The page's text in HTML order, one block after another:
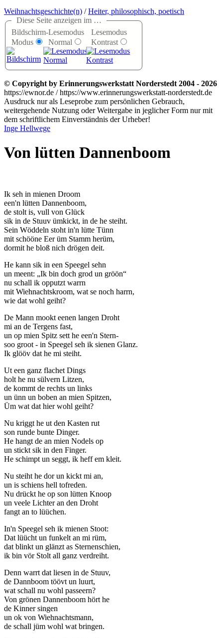
Weihnachtsgeschichte(n) /Heiter, philosophisch, poetisch
Diese Seite anzeigen im …
Bildschirm-
Modus
Lesemodus
Normal
Lesemodus
Kontrast
© Copyright by Erinnerungswerkstatt Norderstedt 2004 - 2026
https://ewnor.de / https://www.erinnerungswerkstatt-norderstedt.de
Ausdruck nur als Leseprobe zum persönlichen Gebrauch,
weitergehende Nutzung oder Weitergabe in jeglicher Form nur mit
dem schriftlichem Einverständnis der Urheber!
Inge Hellwege
Von lütten Dannenboom
Ik seh in mienen Droom
een'n lütten Dannenboom,
de stolt is, vull von Glück
sik in de Stuuv ümkickt, in de he steiht.
Sein Wöddeln stoht in'n lütte Tünn
mit schööne Eer üm Stamm herüm,
dormit he bloß nich drögen deit.
He kann sik in een Speegel sehn
un meent:
Ik bin doch grod un gröön
nu schall ik opputzt warrn
mit Wiehnachtskroom, wat se noch harrn,
wie dat wohl geiht?
De Mann mookt eenen langen Droht
mi an de Tergens fast,
un op mien Spitz sett he een'n Stern-
soo groot - in Speegel seh ik sienen Glanz.
Ik glööv dat he mi steiht.
Ut een ganz flachet Dings
holt he nu sülvern Litzen,
de kommt de rechts un links
un ünn un boben an mien Spitzen,
Üm wat dat hier wohl geiht?
Nu kriggt he ut den Kasten rut
son runde bunte Dinger.
He hangt de an mien Nodels op
un stickt sik in den Finger.
He schimpt un seggt, ik heff em kleit.
Nu steiht he dor un kickt mi an,
un is schiens hell tofreden.
Nu drückt he op son lütten Knoop
un veele Lichter an den Droht
fangt an to lüüchen.
In'n Speegel seh ik mienen Stoot:
Dat lüücht un funkelt an mi rüm,
dat blinkt un glänzt as Sternenschien,
ik bin vör Stolt all ganz verdreiht.
Denn warrt dat liesen in de Stuuv,
de Dannboom töövt un luurt,
wat schall nu wohl passeern?
Von grönen Dannenboom hört he
de Kinner singen
un ok von Wiehnachtsmann,
de schall jüm wohl wat bringen.